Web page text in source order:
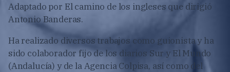
Adaptado por El camino de los ingleses que dirigió
Antonio Banderas.​
Ha realizado diversos trabajos como guionista y ha
sido colaborador fijo de los diarios Sur y El Mundo
(Andalucía) y de la Agencia Colpisa, así como del